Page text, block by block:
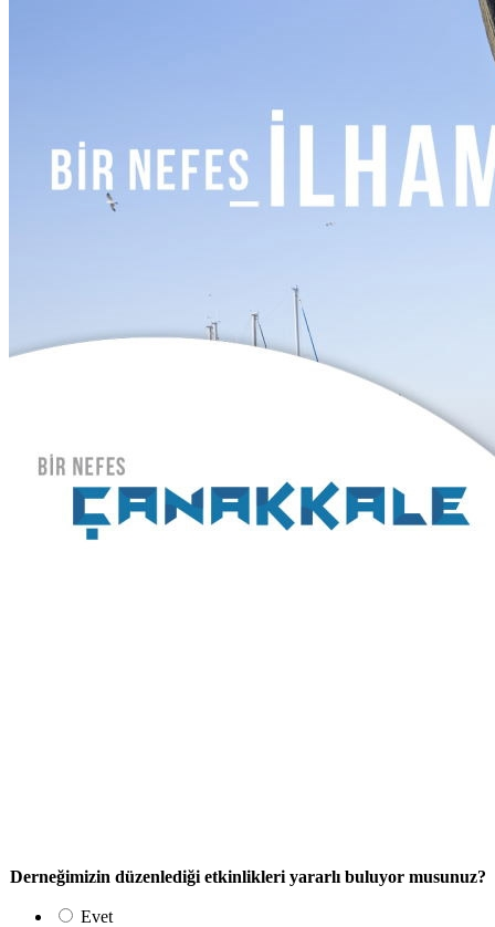
Derneğimizin düzenlediği etkinlikleri yararlı buluyor musunuz?
Evet